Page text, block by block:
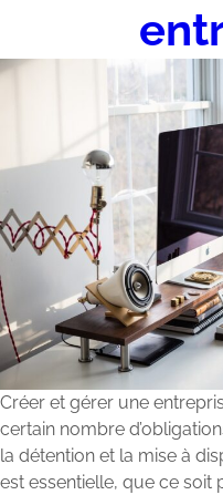
Créer et gérer une
certain nombre
la détention et la mise à
est essentielle, que ce